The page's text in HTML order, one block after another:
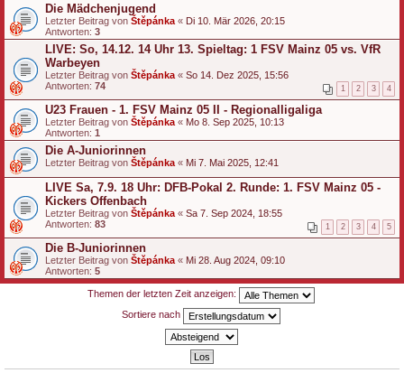
Die Mädchenjugend
Letzter Beitrag von Štěpánka « Di 10. Mär 2026, 20:15
Antworten: 3
LIVE: So, 14.12. 14 Uhr 13. Spieltag: 1 FSV Mainz 05 vs. VfR
Warbeyen
Letzter Beitrag von Štěpánka « So 14. Dez 2025, 15:56
Antworten: 74 1 2 3 4
U23 Frauen - 1. FSV Mainz 05 II - Regionalligaliga
Letzter Beitrag von Štěpánka « Mo 8. Sep 2025, 10:13
Antworten: 1
Die A-Juniorinnen
Letzter Beitrag von Štěpánka « Mi 7. Mai 2025, 12:41
LIVE Sa, 7.9. 18 Uhr: DFB-Pokal 2. Runde: 1. FSV Mainz 05 -
Kickers Offenbach
Letzter Beitrag von Štěpánka « Sa 7. Sep 2024, 18:55
Antworten: 83 1 2 3 4 5
Die B-Juniorinnen
Letzter Beitrag von Štěpánka « Mi 28. Aug 2024, 09:10
Antworten: 5
Themen der letzten Zeit anzeigen:
Sortiere nach